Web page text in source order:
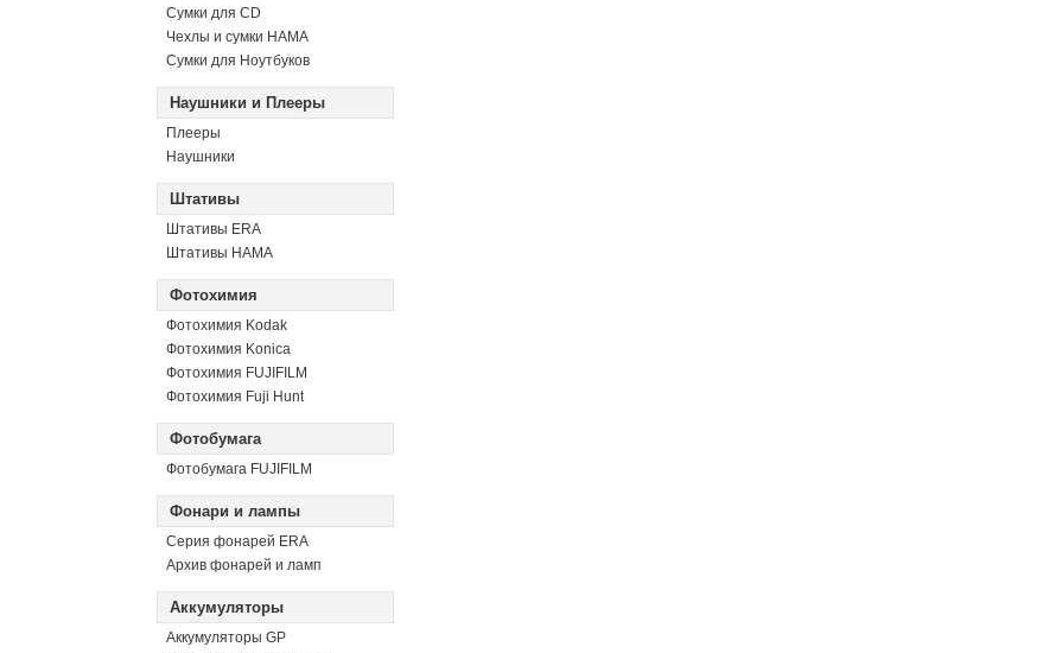
Сумки для CD
Чехлы и сумки HAMA
Сумки для Ноутбуков
Наушники и Плееры
Плееры
Наушники
Штативы
Штативы ERA
Штативы HAMA
Фотохимия
Фотохимия Kodak
Фотохимия Konica
Фотохимия FUJIFILM
Фотохимия Fuji Hunt
Фотобумага
Фотобумага FUJIFILM
Фонари и лампы
Серия фонарей ERA
Архив фонарей и ламп
Аккумуляторы
Аккумуляторы GP